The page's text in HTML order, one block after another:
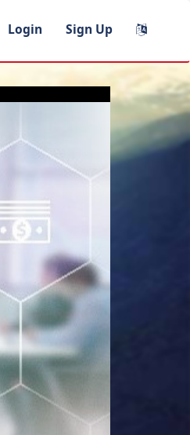
Login Sign Up